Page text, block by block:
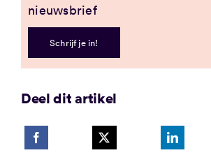
nieuwsbrief
Schrijf je in!
Deel dit artikel